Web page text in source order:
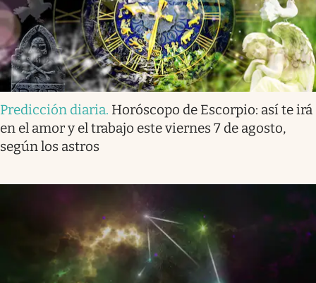
Predicción diaria. Horóscopo de Escorpio: así te irá
en el amor y el trabajo este viernes 7 de agosto,
según los astros